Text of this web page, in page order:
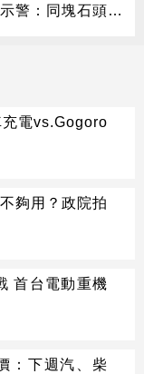
警：同塊石頭不
電vs.Gogoro
夠用？政院拍
首台電動重機
：下週汽、柴